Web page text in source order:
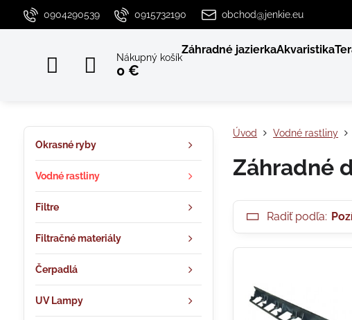
0904290539 0915732190 obchod@jenkie.eu
Nákupný košík
0 €
Záhradné jazierkaAkvaristika
Úvod Vodné rastliny
Záhradné
Radiť podľa:
Okrasné ryby
Vodné rastliny
Filtre
Filtračné materiály
Čerpadlá
UV Lampy